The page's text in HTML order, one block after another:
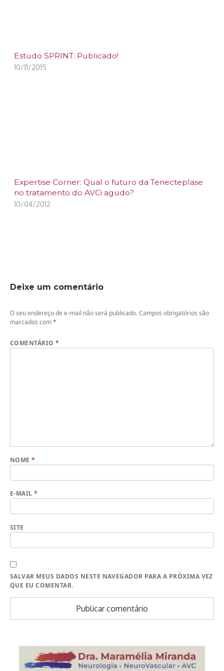
Estudo SPRINT: Publicado!
10/11/2015
Expertise Corner: Qual o futuro da Tenecteplase
no tratamento do AVCi agudo?
10/04/2012
Deixe um comentário
O seu endereço de e-mail não será publicado.Campos obrigatórios são
marcados com*
COMENTÁRIO*
NOME*
E-MAIL*
SITE
SALVAR MEUS DADOS NESTE NAVEGADOR PARA A PRÓXIMA VEZ
QUE EU COMENTAR.